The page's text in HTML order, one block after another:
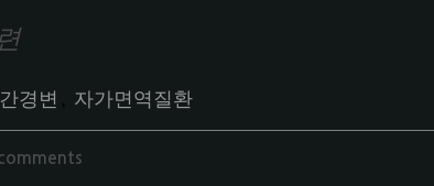
간경변 자가면역질환